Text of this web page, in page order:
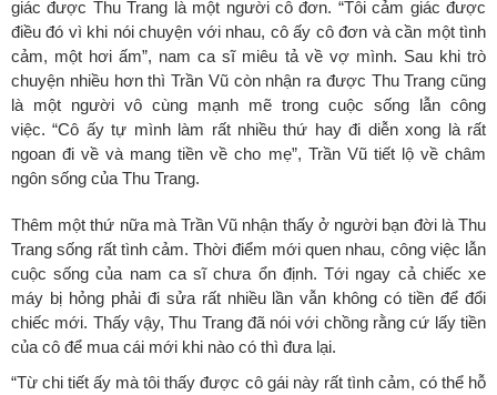
giác được Thu Trang là một người cô đơn. “Tôi cảm giác được
điều đó vì khi nói chuyện với nhau, cô ấy cô đơn và cần một tình
cảm, một hơi ấm”, nam ca sĩ miêu tả về vợ mình. Sau khi trò
chuyện nhiều hơn thì Trần Vũ còn nhận ra được Thu Trang cũng
là một người vô cùng mạnh mẽ trong cuộc sống lẫn công
việc. “Cô ấy tự mình làm rất nhiều thứ hay đi diễn xong là rất
ngoan đi về và mang tiền về cho mẹ”, Trần Vũ tiết lộ về châm
ngôn sống của Thu Trang.
Thêm một thứ nữa mà Trần Vũ nhận thấy ở người bạn đời là Thu
Trang sống rất tình cảm. Thời điểm mới quen nhau, công việc lẫn
cuộc sống của nam ca sĩ chưa ổn định. Tới ngay cả chiếc xe
máy bị hỏng phải đi sửa rất nhiều lần vẫn không có tiền để đổi
chiếc mới. Thấy vậy, Thu Trang đã nói với chồng rằng cứ lấy tiền
của cô để mua cái mới khi nào có thì đưa lại.
“Từ chi tiết ấy mà tôi thấy được cô gái này rất tình cảm, có thể hỗ